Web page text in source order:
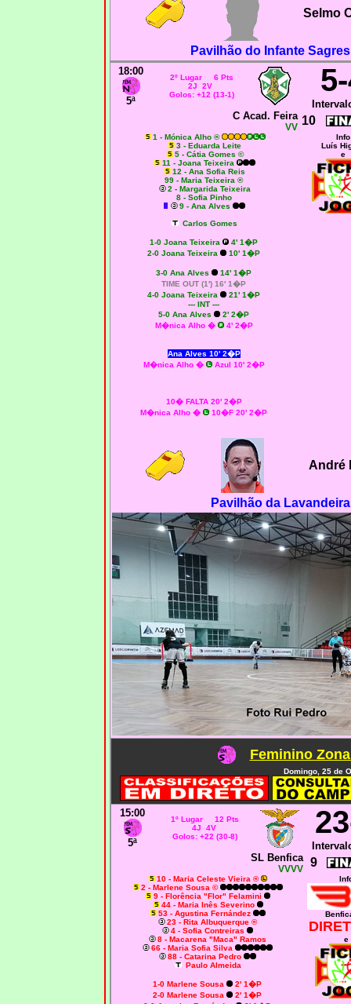
Selmo
Pavilhão do Infante
18:00
5ª
2º Lugar 6 Pts
2J 2V
Golos: +12 (13-1)
C Acad. Feira
VV 10
1 - Mónica Alho ®
3 - Eduarda Leite
5 - Cátia Gomes ©
11 - Joana Teixeira
12 - Ana Sofia Reis
99 - Maria Teixeira ®
2 - Margarida Teixeira
8 - Sofia Pinho
9 - Ana Alves
Carlos Gomes
1-0 Joana Teixeira
4' 1�P
2-0 Joana Teixeira 10' 1�P
3-0 Ana Alves
14' 1�P
TIME OUT (1') 16' 1�P
4-0 Joana Teixeira
21' 1�P
--- INT ---
5-0 Ana Alves
2' 2�P
M�nica Alho �
4' 2�P
Ana Alves 10' 2�P
M�nica Alho �
Azul 10' 2�P
10� FALTA 20' 2�P
M�nica Alho �
10�F 20' 2�P
Info
Luís
e
André
Pavilhão da
Feminino
Domingo, 25 de
15:00
5ª
1º Lugar 12 Pts
4J 4V
Golos: +22 (30-8)
SL Benfica
VVVV 9
10 - Maria Celeste Vieira ®
2 - Marlene Sousa ©
9 - Florência "Flor" Felamini
44 - Maria Inês Severino
53 - Agustina Fernández
23 - Rita Albuquerque ®
4 - Sofia Contreiras
8 - Macarena "Maca" Ramos
66 - Maria Sofia Silva
88 - Catarina Pedro
Paulo Almeida
1-0 Marlene Sousa
2' 1�P
2-0 Marlene Sousa
2' 1�P
e